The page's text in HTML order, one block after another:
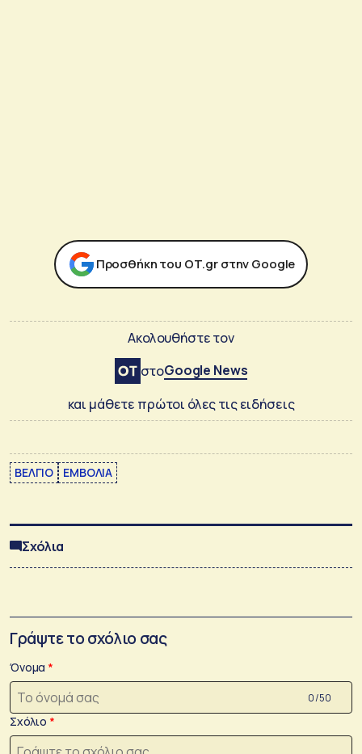
Προσθήκη του ΟΤ.gr στην Google
Ακολουθήστε τον
στοGoogle News
και μάθετε πρώτοι όλες τις ειδήσεις
ΒΕΛΓΙΟ ΕΜΒΟΛΙΑ
Σχόλια
Γράψτε το σχόλιο σας
Όνομα
0 /50
Σχόλιο